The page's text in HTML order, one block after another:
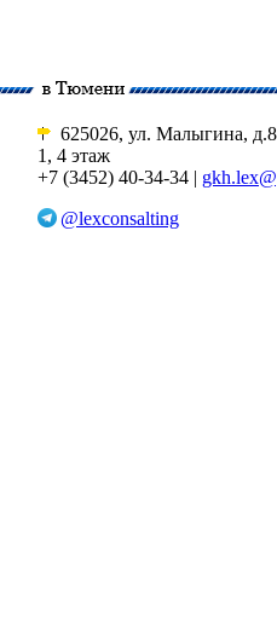
625026, ул. Малыгина,
1, 4 этаж
+7 (3452) 40-34-34 |
@lexconsalting